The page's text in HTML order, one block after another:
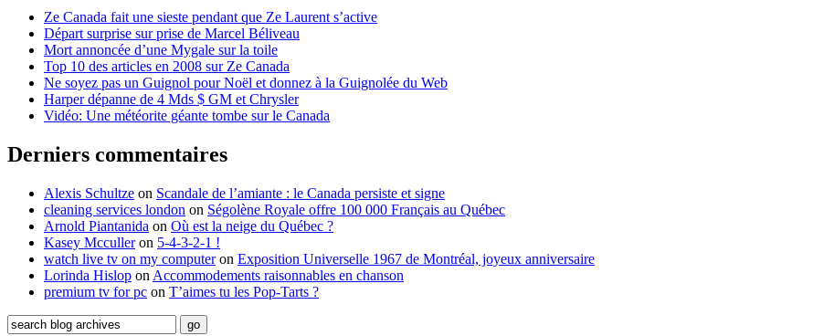
Ze Canada fait une sieste pendant que Ze Laurent s’active
Départ surprise sur prise de Marcel Béliveau
Mort annoncée d’une Mygale sur la toile
Top 10 des articles en 2008 sur Ze Canada
Ne soyez pas un Guignol pour Noël et donnez à la Guignolée du Web
Harper dépanne de 4 Mds $ GM et Chrysler
Vidéo: Une météorite géante tombe sur le Canada
Derniers commentaires
Alexis Schultze on Scandale de l’amiante : le Canada persiste et signe
cleaning services london on Ségolène Royale offre 100 000 Français au Québec
Arnold Piantanida on Où est la neige du Québec ?
Kasey Mcculleron 5-4-3-2-1 !
watch live tv on my computeron Exposition Universelle 1967 de Montréal, joyeux anniversaire
Lorinda Hislop on Accommodements raisonnables en chanson
premium tv for pc on T’aimes tu les Pop-Tarts ?